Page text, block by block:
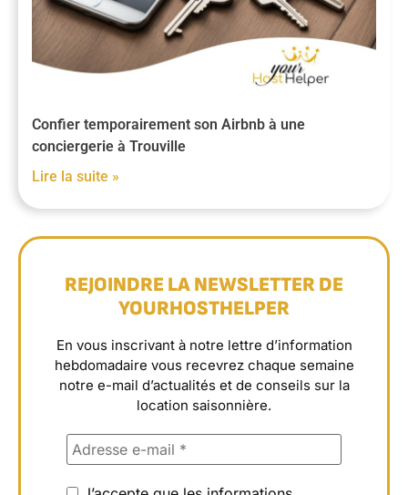
Confier temporairement son Airbnb à une
conciergerie à Trouville
Lire la suite »
REJOINDRE LA NEWSLETTER DE
YOURHOSTHELPER
En vous inscrivant à notre lettre d’information
hebdomadaire vous recevrez chaque semaine
notre e-mail d’actualités et de conseils sur la
location saisonnière.